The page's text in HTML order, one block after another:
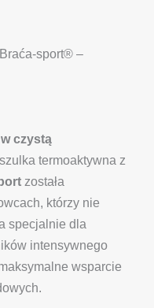
sport® –
czystą
termoaktywna z
została
którzy nie
specjalnie dla
intensywnego
wsparcie